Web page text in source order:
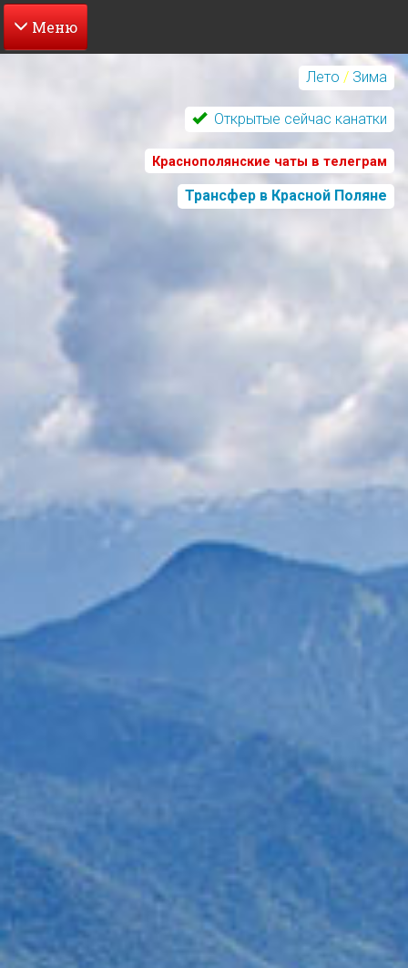
Перейти
Лето / Зима
Открытые сейчас канатки
Краснополянские чаты в телеграм
Трансфер в Красной Поляне